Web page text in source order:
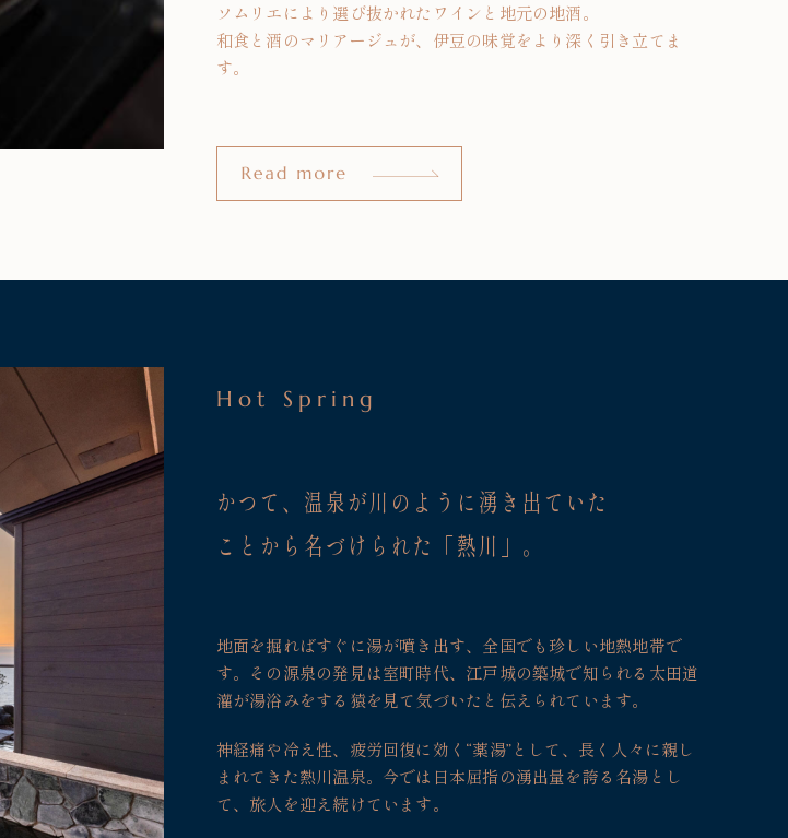
ソムリエにより選び抜かれたワインと地元の地酒。
和食と酒のマリアージュが、伊豆の味覚をより深く引き立てま
す。
Hot Spring
かつて、温泉が川のように湧き出ていた
ことから名づけられた「熱川」。
地面を掘ればすぐに湯が噴き出す、全国でも珍しい地熱地帯で
す。その源泉の発見は室町時代、江戸城の築城で知られる太田道
灌が湯浴みをする猿を見て気づいたと伝えられています。
神経痛や冷え性、疲労回復に効く“薬湯”として、長く人々に親し
まれてきた熱川温泉。今では日本屈指の湧出量を誇る名湯とし
て、旅人を迎え続けています。